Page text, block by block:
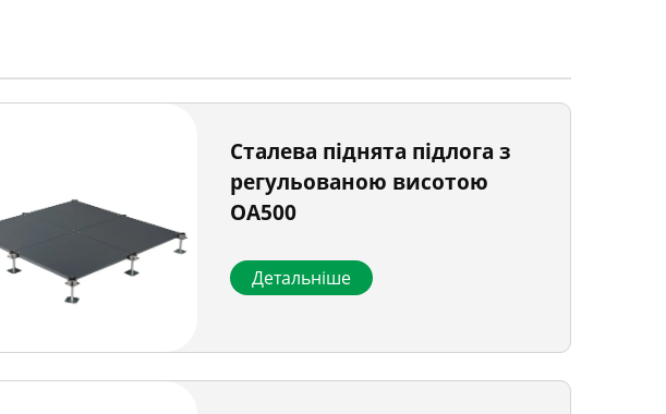
Сталева піднята підлога з
регульованою висотою
OA500
Детальніше